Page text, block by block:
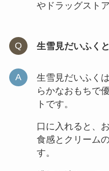
やドラッグスト
生雪見だいふく
生雪見だいふく
らかなおもちで
トです。
口に入れると、
食感とクリーム
す。